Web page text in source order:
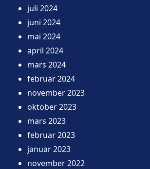
juli 2024
juni 2024
mai 2024
april 2024
mars 2024
februar 2024
november 2023
oktober 2023
mars 2023
februar 2023
januar 2023
november 2022